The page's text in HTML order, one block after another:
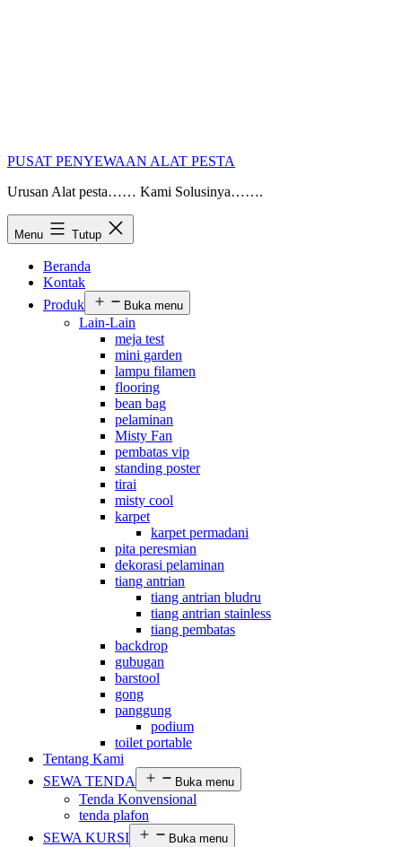
PUSAT PENYEWAAN ALAT PESTA
Urusan Alat pesta…… Kami Solusinya…….
Menu Tutup
Beranda
Kontak
Produk
Buka menu
Lain-Lain
meja test
mini garden
lampu filamen
flooring
bean bag
pelaminan
Misty Fan
pembatas vip
standing poster
tirai
misty cool
karpet
karpet permadani
pita peresmian
dekorasi pelaminan
tiang antrian
tiang antrian bludru
tiang antrian stainless
tiang pembatas
backdrop
gubugan
barstool
gong
panggung
podium
toilet portable
Tentang Kami
SEWA TENDA
Buka menu
Tenda Konvensional
tenda plafon
SEWA KURSI
Buka menu